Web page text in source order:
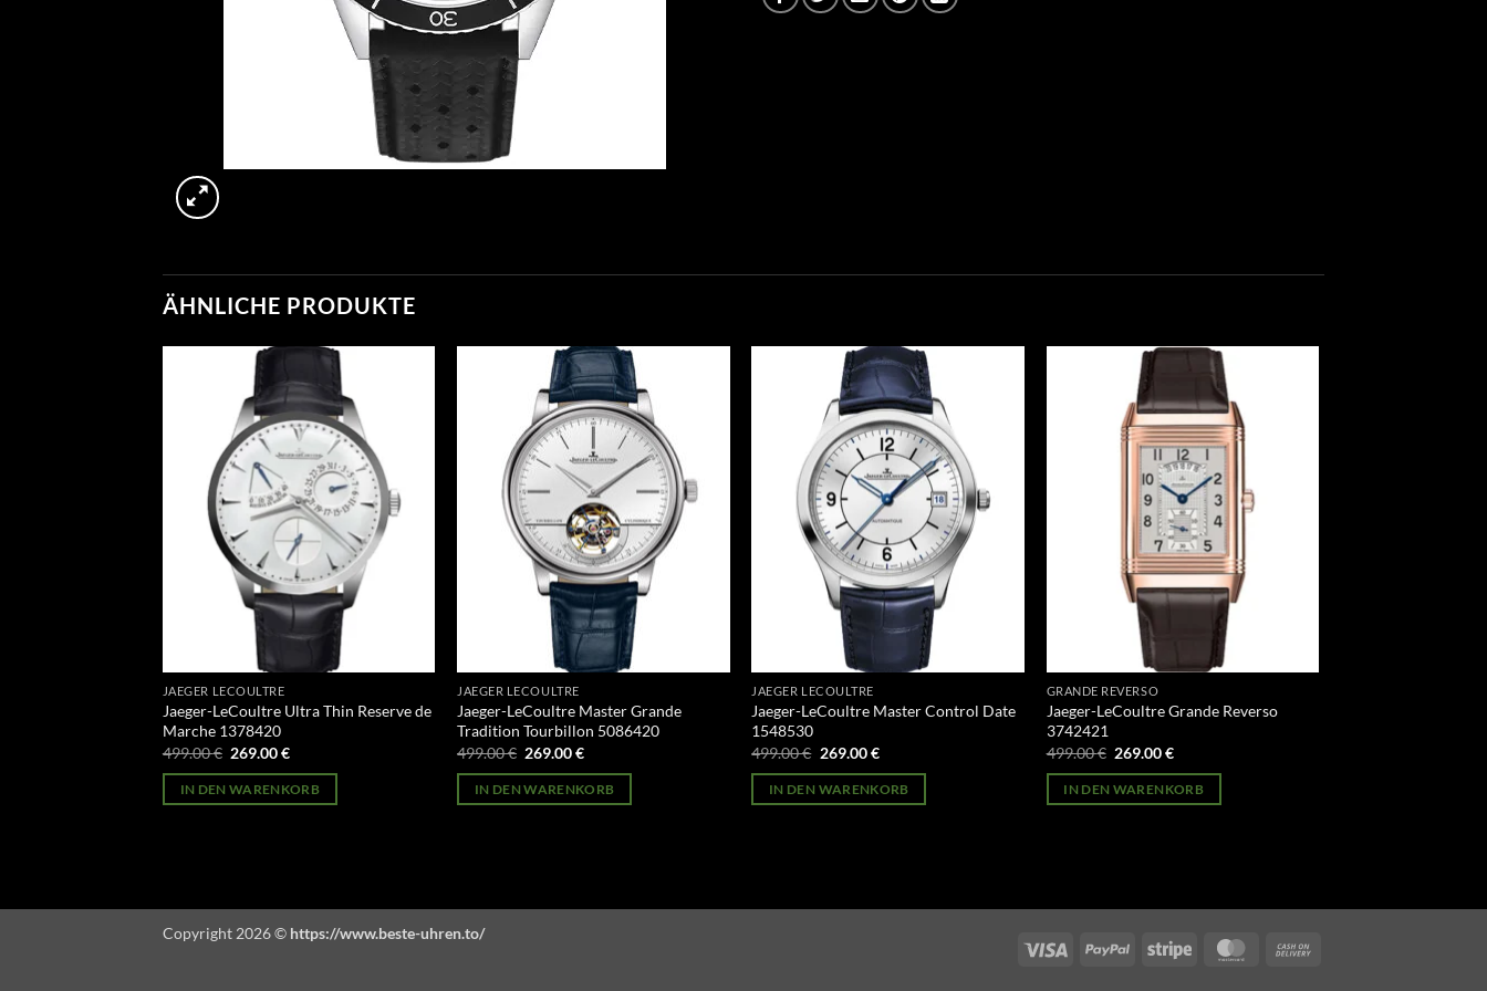
ÄHNLICHE PRODUKTE
JAEGER LECOULTRE
Jaeger-LeCoultre Ultra Thin Reserve de
Marche 1378420
499.00€ Ursprünglicher
war:
499.00 €
269.00€Aktueller
ist:
269.00 €.
IN DEN WARENKORB
JAEGER LECOULTRE
Jaeger-LeCoultre Master Grande
Tradition Tourbillon 5086420
499.00€ Ursprünglicher
war:
499.00 €
269.00€Aktueller
ist:
269.00 €.
IN DEN WARENKORB
JAEGER LECOULTRE
Jaeger-LeCoultre Master Control Date
1548530
499.00€ Ursprünglicher
war:
499.00 €
269.00€Aktueller
ist:
269.00 €.
IN DEN WARENKORB
GRANDE REVERSO
Jaeger-LeCoultre Grande Reverso
3742421
499.00€ Ursprünglicher
war:
499.00 €
269.00€Aktueller
ist:
269.00 €.
IN DEN WARENKORB
Visa PayPal Stripe MasterCard
Copyright 2026 © https://www.beste-uhren.to/